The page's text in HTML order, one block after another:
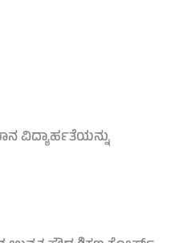
ವಿದ್ಯಾರ್ಹತೆಯನ್ನು